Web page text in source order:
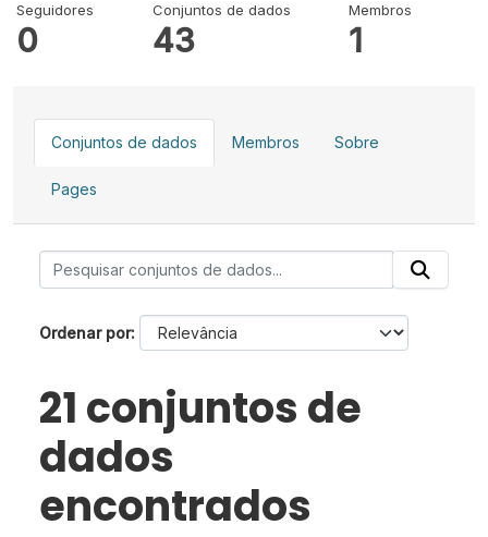
Seguidores
0
Conjuntos de dados
43
Membros
1
Conjuntos de dados Membros Sobre
Pages
Ordenar por
21 conjuntos de
dados
encontrados